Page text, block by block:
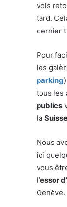
vols
tard.
dernier
Pour
les
parking
tous les
publics
la Suisse
Nous
ici
vous
l’essor
Genève.